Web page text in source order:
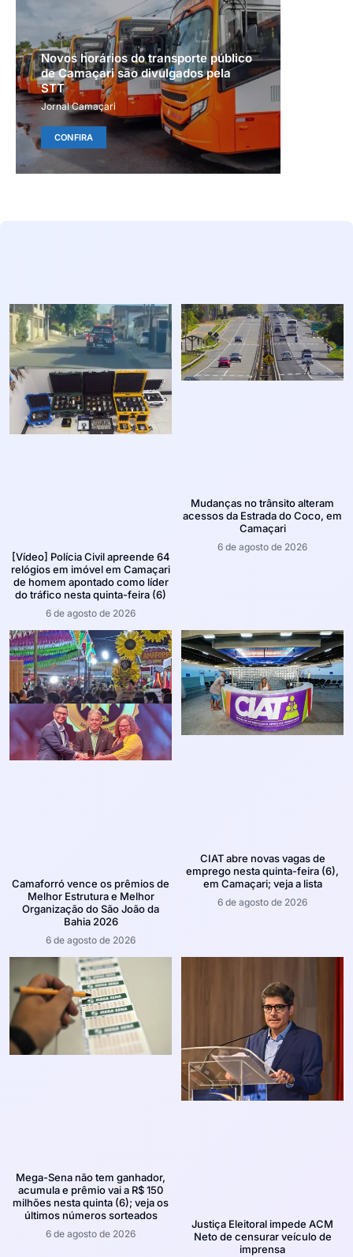
Novos horários do transporte público
de Camaçari são divulgados pela
STT
Jornal Camaçari
CONFIRA
[Vídeo] Polícia Civil apreende 64
relógios em imóvel em Camaçari
de homem apontado como líder
do tráfico nesta quinta-feira (6)
6 de agosto de 2026
Mudanças no trânsito alteram
acessos da Estrada do Coco, em
Camaçari
6 de agosto de 2026
Camaforró vence os prêmios de
Melhor Estrutura e Melhor
Organização do São João da
Bahia 2026
6 de agosto de 2026
CIAT abre novas vagas de
emprego nesta quinta-feira (6),
em Camaçari; veja a lista
6 de agosto de 2026
Mega-Sena não tem ganhador,
acumula e prêmio vai a R$ 150
milhões nesta quinta (6); veja os
últimos números sorteados
6 de agosto de 2026
Justiça Eleitoral impede ACM
Neto de censurar veículo de
imprensa